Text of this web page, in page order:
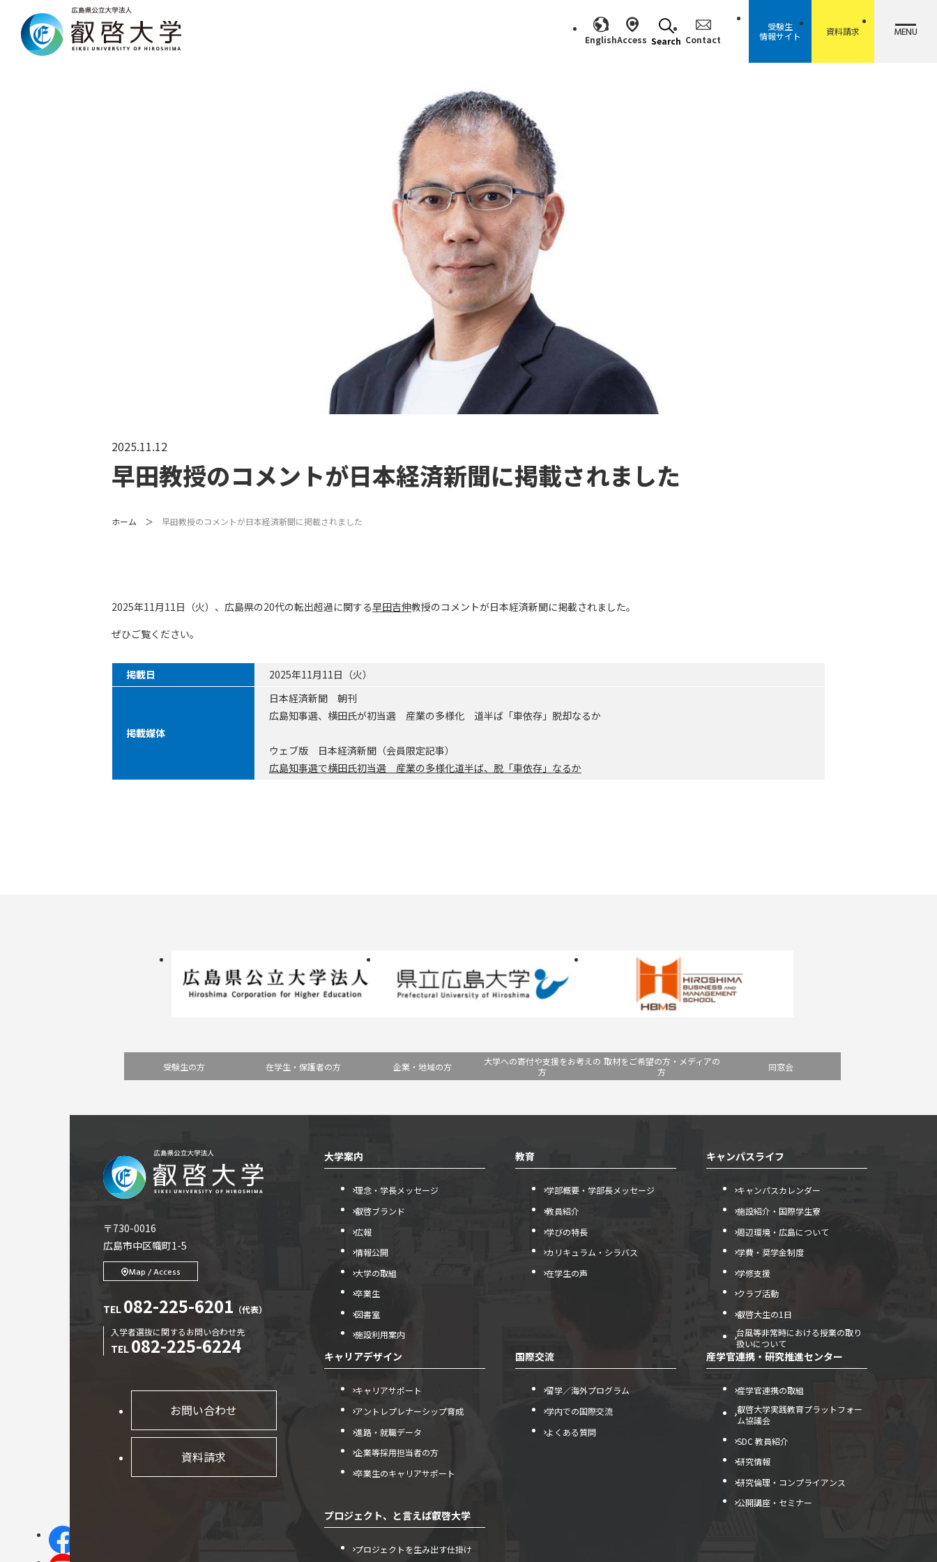
EnglishAccess Search Contact
受験生
情報サイト
資料請求 MENU
2025.11.12
早田教授のコメントが日本経済新聞に掲載されました
ホーム 早田教授のコメントが日本経済新聞に掲載されました
2025年11月11日（火）、広島県の20代の転出超過に関する早田吉伸教授のコメントが日本経済新聞に掲載されました。
ぜひご覧ください。
掲載日 2025年11月11日（火）
掲載媒体
日本経済新聞 朝刊
広島知事選、横田氏が初当選 産業の多様化 道半ば「車依存」脱却なるか
ウェブ版 日本経済新聞（会員限定記事）
広島知事選で横田氏初当選 産業の多様化道半ば、脱「車依存」なるか
受験生の方 在学生・保護者の方 企業・地域の方
大学への寄付や支援をお考えの
方
取材をご希望の方・メディアの
方
同窓会
〒730-0016
広島市中区幟町1-5
Map / Access
TEL 082-225-6201 （代表）
入学者選抜に関するお問い合わせ先
TEL 082-225-6224
お問い合わせ
資料請求
大学案内
理念・学長メッセージ
叡啓ブランド
広報
情報公開
大学の取組
卒業生
図書室
施設利用案内
教育
学部概要・学部長メッセージ
教員紹介
学びの特長
カリキュラム・シラバス
在学生の声
キャンパスライフ
キャンパスカレンダー
施設紹介・国際学生寮
周辺環境・広島について
学費・奨学金制度
学修支援
クラブ活動
叡啓大生の1日
台風等非常時における授業の取り
扱いについて
キャリアデザイン
キャリアサポート
アントレプレナーシップ育成
進路・就職データ
企業等採用担当者の方
卒業生のキャリアサポート
国際交流
留学／海外プログラム
学内での国際交流
よくある質問
産学官連携・研究推進センター
産学官連携の取組
叡啓大学実践教育プラットフォー
ム協議会
SDC 教員紹介
研究情報
研究倫理・コンプライアンス
公開講座・セミナー
プロジェクト、と言えば叡啓大学
プロジェクトを生み出す仕掛け